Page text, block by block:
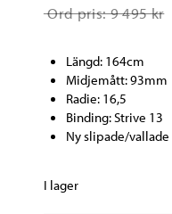
Ord pris: 9 495 kr
Längd: 164cm
Midjemått: 93mm
Radie: 16,5
Binding: Strive 13
Ny slipade/vallade
I lager